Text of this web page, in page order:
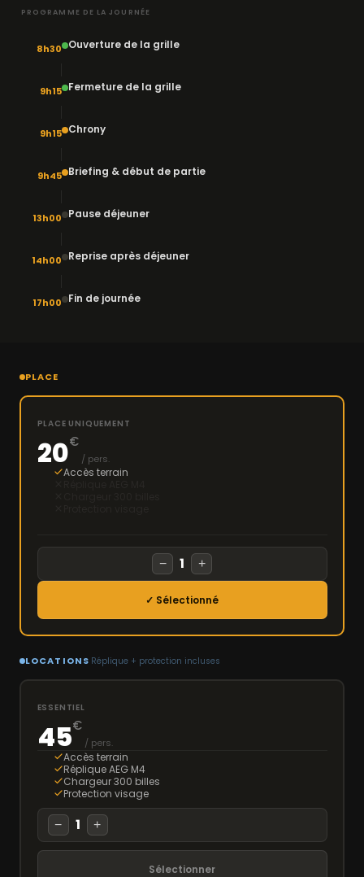
PROGRAMME DE LA JOURNÉE
8h30 Ouverture de la grille
9h15 Fermeture de la grille
9h15 Chrony
9h45 Briefing & début de partie
13h00 Pause déjeuner
14h00 Reprise après déjeuner
17h00 Fin de journée
PLACE
PLACE UNIQUEMENT
20€
/ pers.
Accès terrain
− 1 +
✓ Sélectionné
LOCATIONS Réplique + protection incluses
ESSENTIEL
45€
/ pers.
Accès terrain
Réplique AEG M4
Chargeur 300 billes
Protection visage
− 1 +
Sélectionner